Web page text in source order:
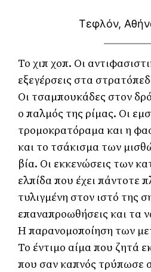
Τεφλόν,
Το χιπ χοπ. Οι
εξεγέρσεις στα
Οι τσαμπουκάδες στον
ο παλμός της ρίμας. Οι
τρομοκρατόραμα και η
και το τσάκισμα των
βία. Οι εκκενώσεις των
ελπίδα που έχει πάντοτε
τυλιγμένη στον ιστό της
επαναπροωθήσεις και τα
Η παρανομοποίηση των
Το έντιμο αίμα που ζητά
που σαν καπνός τρύπωσε